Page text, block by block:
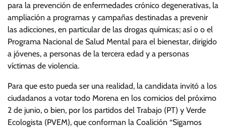
para la prevención de enfermedades crónico degenerativas, la
ampliación a programas y campañas destinadas a prevenir
las adicciones, en particular de las drogas químicas; así o o el
Programa Nacional de Salud Mental para el bienestar, dirigido
a jóvenes, a personas de la tercera edad y a personas
víctimas de violencia.
Para que esto pueda ser una realidad, la candidata invitó a los
ciudadanos a votar todo Morena en los comicios del próximo
2 de junio, o bien, por los partidos del Trabajo (PT) y Verde
Ecologista (PVEM), que conforman la Coalición “Sigamos